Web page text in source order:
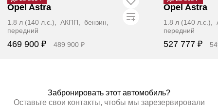
Opel Astra
1.8 л (140 л.с.), АКПП, бензин,
передний
469 900 ₽ 489 900 ₽
Opel Astra
1.8 л (140
передний
527 777 ₽
Забронировать этот автомобиль?
Оставьте свои контакты, чтобы мы зарезервировали